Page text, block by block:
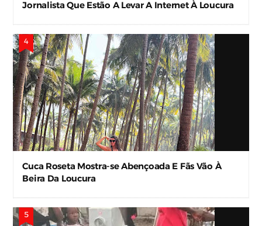
Jornalista Que Estão A Levar A Internet À Loucura
Cuca Roseta Mostra-se Abençoada E Fãs Vão À
Beira Da Loucura